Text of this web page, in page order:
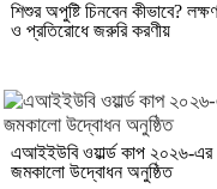
শিশুর অপুষ্টি চিনবেন কীভাবে?
ও প্রতিরোধে জরুরি করণীয়
এআইইউবি ওয়ার্ল্ড কাপ ২০২৬-এর
জমকালো উদ্বোধন অনুষ্ঠিত